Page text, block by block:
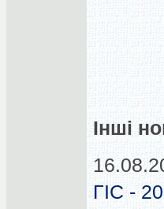
Інші
ГІС -